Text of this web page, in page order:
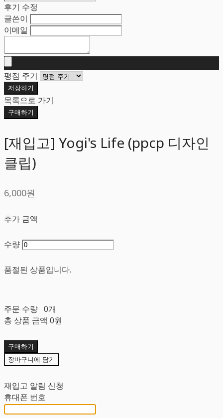
후기 수정
글쓴이
이메일
평점 주기
저장하기
목록으로 가기
구매하기
[재입고] Yogi's Life (ppcp 디자인
클립)
6,000원
추가 금액
수량
품절된 상품입니다.
주문 수량 0개
총 상품 금액 0원
구매하기
장바구니에 담기
재입고 알림 신청
휴대폰 번호